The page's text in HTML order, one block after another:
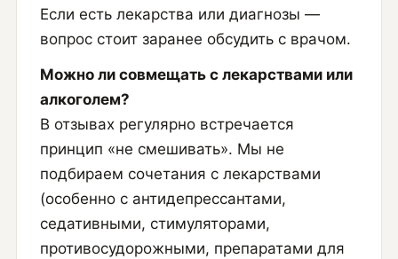
Если есть лекарства или диагнозы —
вопрос стоит заранее обсудить с врачом.
Можно ли совмещать с лекарствами или
алкоголем?
В отзывах регулярно встречается
принцип «не смешивать». Мы не
подбираем сочетания с лекарствами
(особенно с антидепрессантами,
седативными, стимуляторами,
противосудорожными, препаратами для